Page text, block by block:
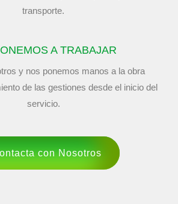
transporte.
A TRABAJAR
y nos ponemos manos a la obra
de las gestiones desde el inicio del
servicio.
con Nosotros